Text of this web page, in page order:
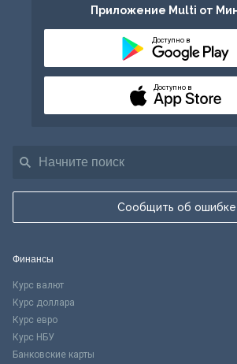
Сообщить об ошибке
Приложение Multi от
Доступно в
Доступно в
Финансы
Курс валют
Курс доллара
Курс евро
Курс НБУ
Банковские карты